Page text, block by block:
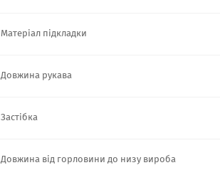
Матеріал підкладки
Довжина рукава
Застібка
Довжина від горловини до низу вироба